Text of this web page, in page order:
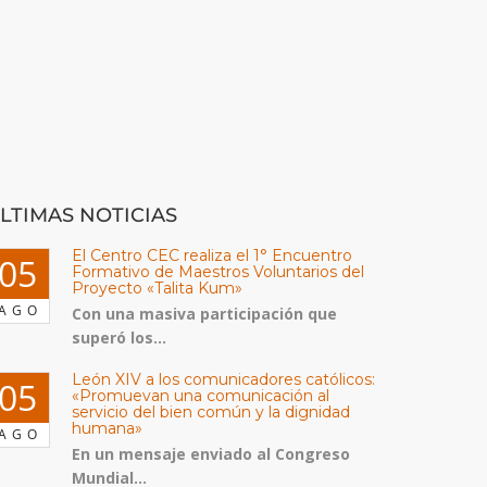
NOTICIAS
El Centro CEC realiza el 1° Encuentro
Formativo de Maestros Voluntarios del
Proyecto «Talita Kum»
Con una masiva participación que
superó los...
León XIV a los comunicadores católicos:
«Promuevan una comunicación al
servicio del bien común y la dignidad
humana»
En un mensaje enviado al Congreso
Mundial...